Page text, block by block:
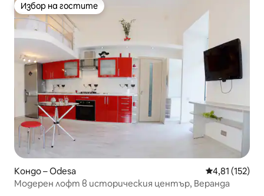
Избор на гостите
Избор на гостите
Кондо – Odesa Средна
4,81 (152)
Модерен лофт в историческия център, Веранда